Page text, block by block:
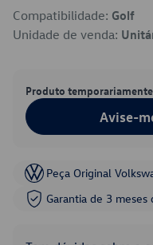
Compatibilidade: Golf
Unidade de venda:
Produto
Avise-
Peça Original
Garantia de 3 meses